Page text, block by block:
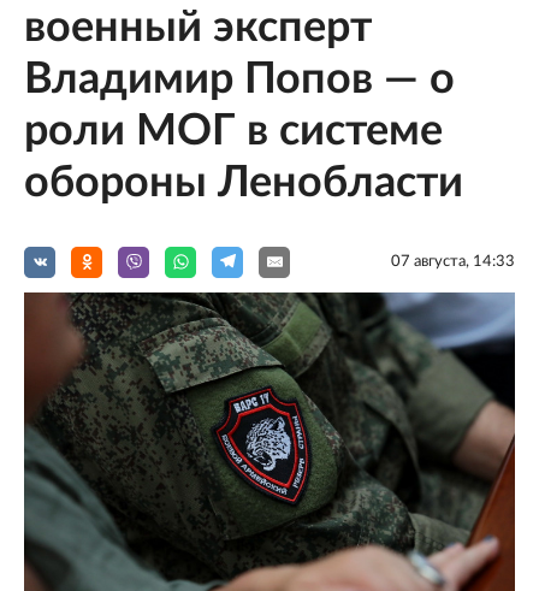
военный эксперт
Владимир Попов — о
роли МОГ в системе
обороны Ленобласти
07 августа, 14:33